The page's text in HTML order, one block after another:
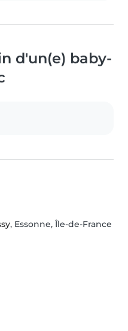
d'un(e) baby-
, Essonne, Île-de-France